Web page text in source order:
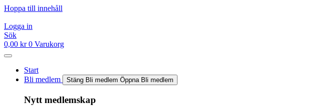
Hoppa till innehåll
Logga in
Sök
0,00 kr 0 Varukorg
Start
Bli medlem
Stäng Bli medlem Öppna Bli medlem
Nytt medlemskap